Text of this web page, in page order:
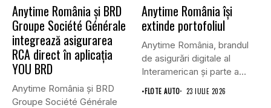
Anytime România și BRD
Groupe Société Générale
integrează asigurarea
RCA direct în aplicația
YOU BRD
Anytime România și BRD
Groupe Société Générale
Anytime România își
extinde portofoliul
Anytime România, brandul
de asigurări digitale al
Interamerican și parte a
Grupului...
•FLOTE AUTO 23 IULIE 2026